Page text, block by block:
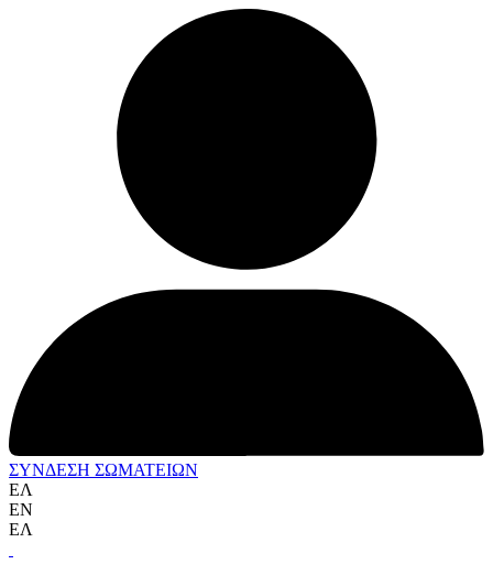
ΣΥΝΔΕΣΗ ΣΩΜΑΤΕΙΩΝ
ΕΛ
EN
ΕΛ